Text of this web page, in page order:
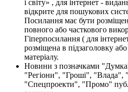
і світу» , для інтернет -
відкрите для пошукових
Посилання має бути
повного або часткового
Гіперпосилання ( для
розміщена в підзаголовку
матеріалу.
Новини з позначками
"Регіони", "Гроші", "Влада",
"Спецпроекти", "Промо"